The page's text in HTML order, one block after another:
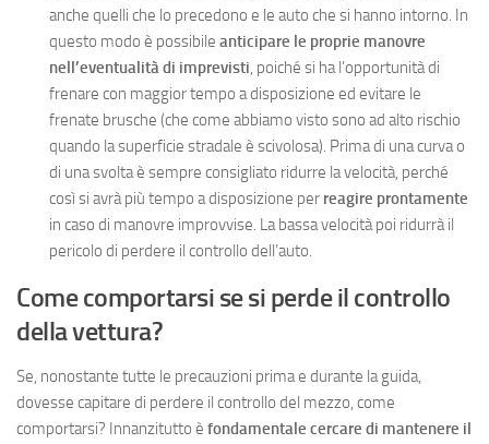
anche quelli che lo precedono e le auto che si hanno intorno. In
questo modo è possibile anticipare le proprie manovre
nell’eventualità di imprevisti, poiché si ha l’opportunità di
frenare con maggior tempo a disposizione ed evitare le
frenate brusche (che come abbiamo visto sono ad alto rischio
quando la superficie stradale è scivolosa). Prima di una curva o
di una svolta è sempre consigliato ridurre la velocità, perché
così si avrà più tempo a disposizione per reagire prontamente
in caso di manovre improvvise. La bassa velocità poi ridurrà il
pericolo di perdere il controllo dell’auto.
Come comportarsi se si perde il controllo
della vettura?
Se, nonostante tutte le precauzioni prima e durante la guida,
dovesse capitare di perdere il controllo del mezzo, come
comportarsi? Innanzitutto è fondamentale cercare di mantenere il